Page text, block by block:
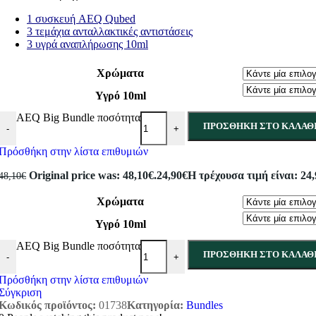
1 συσκευή AEQ Qubed
3 τεμάχια ανταλλακτικές αντιστάσεις
3 υγρά αναπλήρωσης 10ml
Χρώματα
Υγρό 10ml
-
AEQ Big Bundle ποσότητα
+ ΠΡΟΣΘΉΚΗ ΣΤΟ
στην λίστα επιθυμιών
€ Original price was: 48,10€.24,90€Η τρέχουσα τιμή είναι:
Χρώματα
Υγρό 10ml
-
AEQ Big Bundle ποσότητα
+ ΠΡΟΣΘΉΚΗ ΣΤΟ
στην λίστα επιθυμιών
προϊόντος: 01738Κατηγορία: Bundles